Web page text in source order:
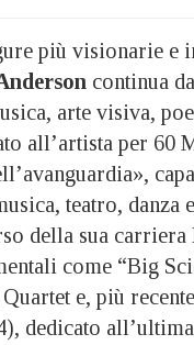
più visionarie e
continua
arte visiva,
all’artista per 60
teatro, danza
della sua
come “Big
e, più
dedicato